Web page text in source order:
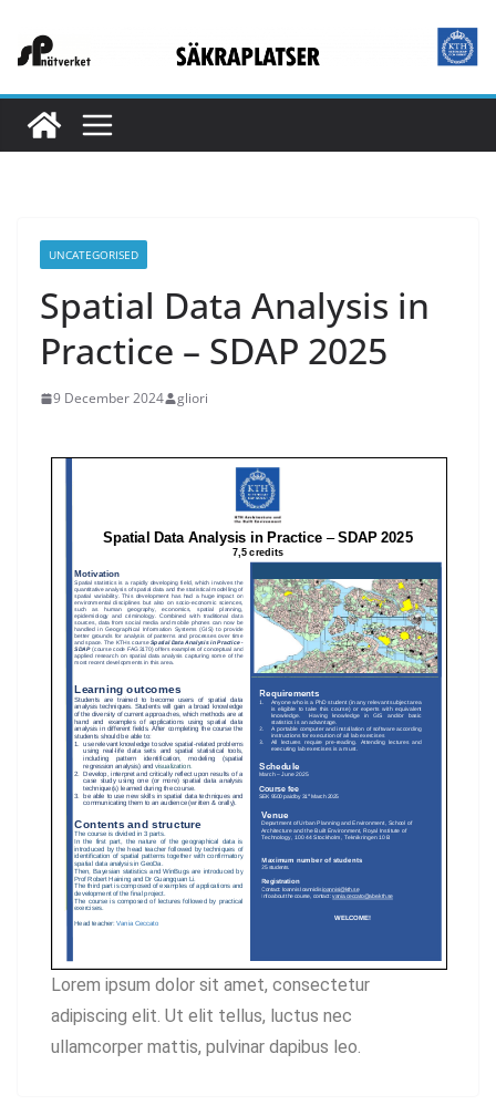
UNCATEGORISED
Spatial Data Analysis in
Practice – SDAP 2025
9 December 2024 gliori
Lorem ipsum dolor sit amet, consectetur
adipiscing elit. Ut elit tellus, luctus nec
ullamcorper mattis, pulvinar dapibus leo.